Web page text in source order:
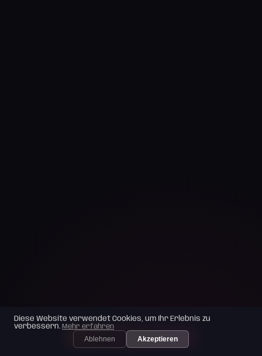
✓ 100% DISKRET →
Diese Website verwendet Cookies, um Ihr Erlebnis zu
verbessern. Mehr erfahren
Ablehnen Akzeptieren